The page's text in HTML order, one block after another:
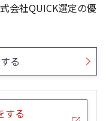
出来高(百万)
100
出来高(百万)
100
会社QUICK選定の優
る
する